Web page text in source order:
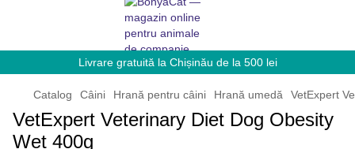
Livrare gratuită la Chișinău de la 500 lei
Catalog Câini Hrană pentru câini Hrană umedă VetExpert
VetExpert Veterinary Diet Dog Obesity
Wet 400g